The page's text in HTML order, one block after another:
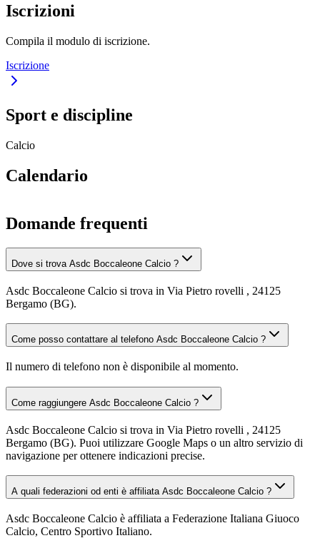
Iscrizioni
Compila il modulo di iscrizione.
Iscrizione
Sport e discipline
Calcio
Calendario
Domande frequenti
Dove si trova Asdc Boccaleone Calcio ?
Asdc Boccaleone Calcio si trova in Via Pietro rovelli , 24125
Bergamo (BG).
Come posso contattare al telefono Asdc Boccaleone Calcio ?
Il numero di telefono non è disponibile al momento.
Come raggiungere Asdc Boccaleone Calcio ?
Asdc Boccaleone Calcio si trova in Via Pietro rovelli , 24125
Bergamo (BG). Puoi utilizzare Google Maps o un altro servizio di
navigazione per ottenere indicazioni precise.
A quali federazioni od enti è affiliata Asdc Boccaleone Calcio ?
Asdc Boccaleone Calcio è affiliata a Federazione Italiana Giuoco
Calcio, Centro Sportivo Italiano.